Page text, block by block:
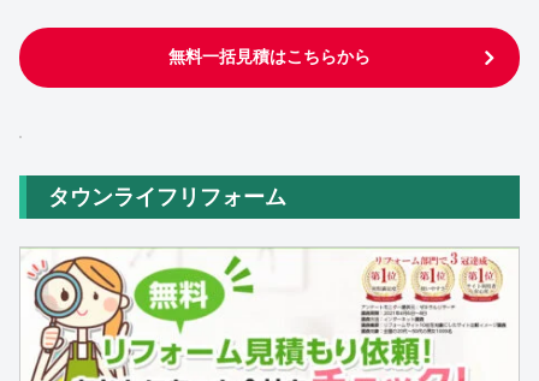
無料一括見積はこちらから
タウンライフリフォーム